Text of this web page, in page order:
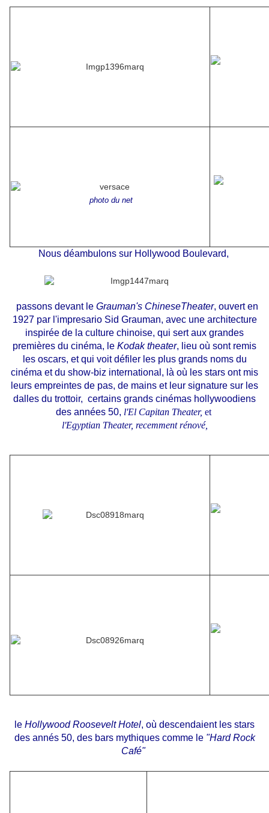
photo du net
Nous déambulons sur Hollywood Boulevard,
passons devant le Grauman's ChineseTheater, ouvert en
1927 par l'impresario Sid Grauman, avec une architecture
inspirée de la culture chinoise, qui sert aux grandes
premières du cinéma, le Kodak theater, lieu où sont remis
les oscars, et qui voit défiler les plus grands noms du
cinéma et du show-biz international, là où les stars ont mis
leurs empreintes de pas, de mains et leur signature sur les
dalles du trottoir, certains grands cinémas hollywoodiens
des années 50, l'El Capitan Theater, et
l'Egyptian Theater, recemment rénové,
le Hollywood Roosevelt Hotel, où descendaient les stars
des annés 50, des bars mythiques comme le "Hard Rock
Café"